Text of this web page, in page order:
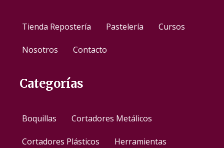
Tienda Repostería Pastelería Cursos
Nosotros Contacto
Categorías
Boquillas Cortadores Metálicos
Cortadores Plásticos Herramientas